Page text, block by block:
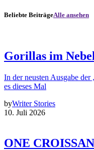
Beliebte BeiträgeAlle ansehen
Gorillas im
In der neusten Ausgabe
es dieses Mal
byWriter Stories
10. Juli 2026
ONE